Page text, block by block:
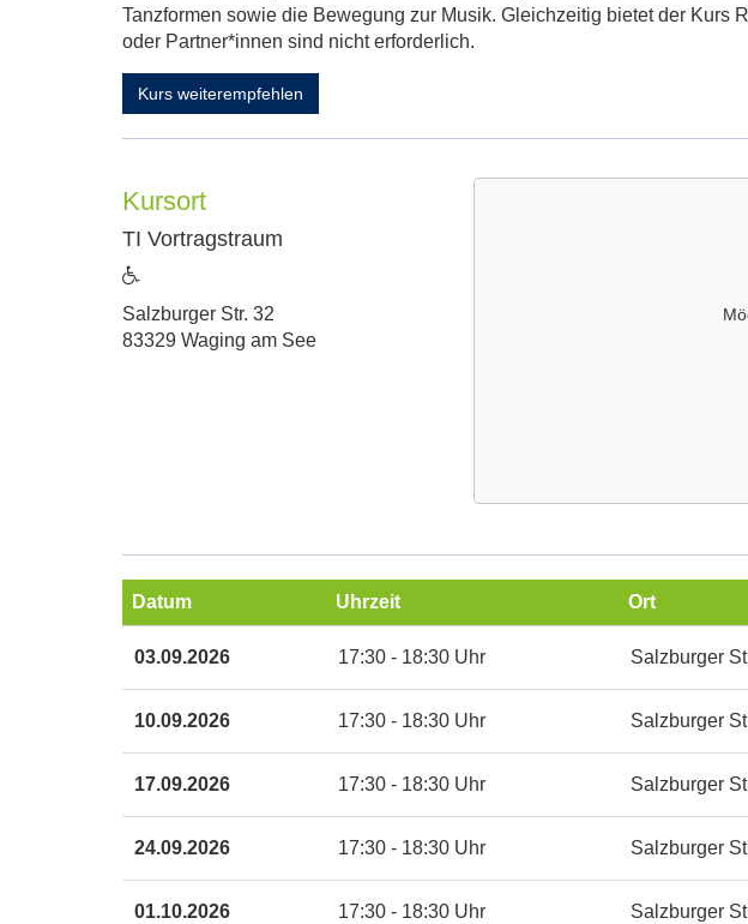
Tanzformen sowie die Bewegung zur Musik. Gleichzeitig bietet der Kurs
oder Partner*innen sind nicht erforderlich.
Kurs weiterempfehlen
Kursort
TI Vortragstraum
Adresse:
Salzburger Str. 32
83329 Waging am See
Maps
Karte
Vortragstraum
in
neuem
zum
diesen
Kurs
Datum Uhrzeit Ort
03.09.2026 17:30 - 18:30 Uhr Salzburger
10.09.2026 17:30 - 18:30 Uhr Salzburger
17.09.2026 17:30 - 18:30 Uhr Salzburger
24.09.2026 17:30 - 18:30 Uhr Salzburger
01.10.2026 17:30 - 18:30 Uhr Salzburger